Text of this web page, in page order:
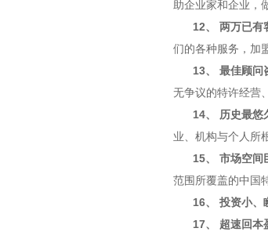
助企业家和企业，
12、 两万已有
们的各种服务，加
13、 最佳顾问
无争议的特许经营
14、 历史最悠
业、机构与个人所
15、 市场空间
范围所覆盖的中国
16、 投资小、
17、 超速回本